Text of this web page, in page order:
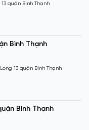
13 quận Bình Thạnh
Bình Thạnh
13 quận Bình Thạnh
Bình Thạnh